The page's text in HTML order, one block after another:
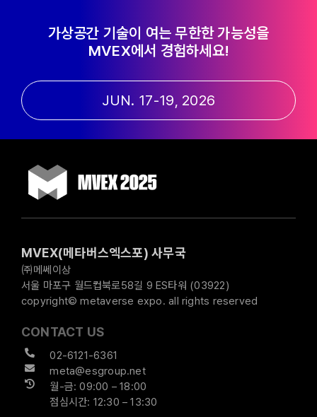
가상공간 기술이 여는 무한한 가능성을
MVEX에서 경험하세요!
JUN. 17-19, 2026
MVEX(메타버스엑스포) 사무국
㈜메쎄이상
서울 마포구 월드컵북로58길 9 ES타워 (03922)
copyright© metaverse expo. all rights reserved
CONTACT US
02-6121-6361
meta@esgroup.net
월-금: 09:00 – 18:00
점심시간: 12:30 – 13:30